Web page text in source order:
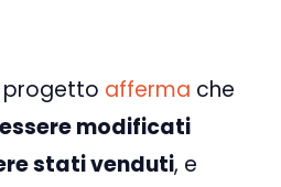
progetto afferma che
modificati
stati venduti, e